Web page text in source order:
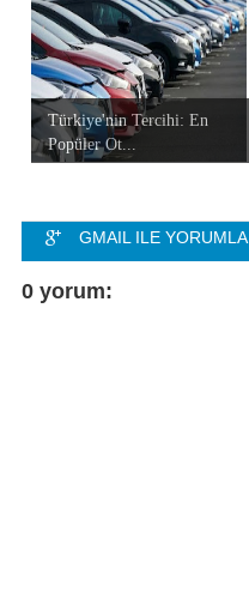
Türkiye'nin Tercihi: En
Popüler Ot...
GMAIL ILE YORUMLA
FACEBOOK ILE
0 yorum: